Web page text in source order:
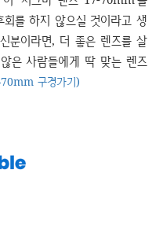
를 하지 않으실 것이라고 생
분이라면, 더 좋은 렌즈를 살
은 사람들에게 딱 맞는 렌즈
구경가기)